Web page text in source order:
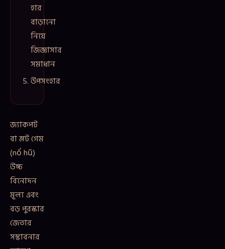
হার
বাড়ানো
নিয়ে
জিজ্ঞাসার
সমাধান
উপসংহার
জ্যাকপট
বা স্লট গেম
(nổ hũ)
উচ্চ
বিনোদন
মূল্য এবং
বড় পুরস্কার
জেতার
সম্ভাবনার